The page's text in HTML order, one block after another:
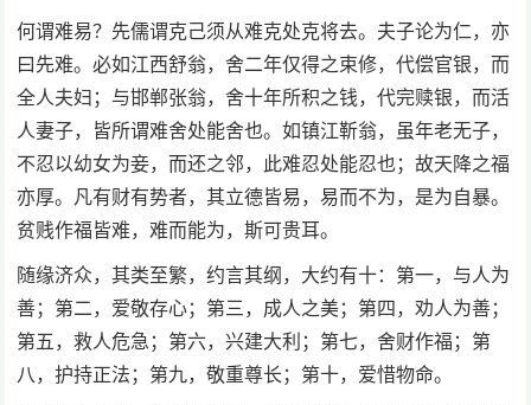
何谓难易？先儒谓克己须从难克处克将去。夫子论为仁，亦
曰先难。必如江西舒翁，舍二年仅得之束修，代偿官银，而
全人夫妇；与邯郸张翁，舍十年所积之钱，代完赎银，而活
人妻子，皆所谓难舍处能舍也。如镇江靳翁，虽年老无子，
不忍以幼女为妾，而还之邻，此难忍处能忍也；故天降之福
亦厚。凡有财有势者，其立德皆易，易而不为，是为自暴。
贫贱作福皆难，难而能为，斯可贵耳。
随缘济众，其类至繁，约言其纲，大约有十：第一，与人为
善；第二，爱敬存心；第三，成人之美；第四，劝人为善；
第五，救人危急；第六，兴建大利；第七，舍财作福；第
八，护持正法；第九，敬重尊长；第十，爱惜物命。